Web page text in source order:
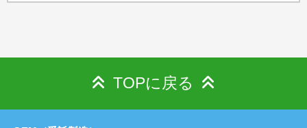
TOPに戻る